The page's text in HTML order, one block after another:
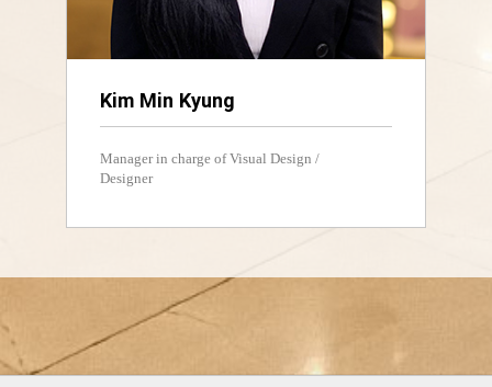
Kim Min Kyung
Manager in charge of Visual Design /
Designer